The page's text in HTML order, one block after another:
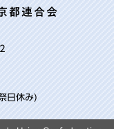
都連合会
日休み)